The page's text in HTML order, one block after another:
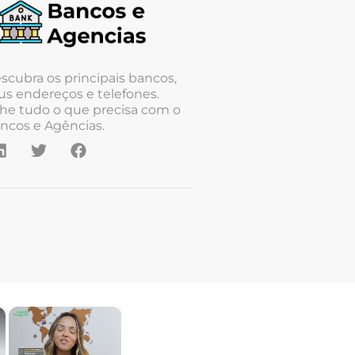
os principais bancos,
endereços e telefones.
tudo o que precisa com o
e Agências.
×